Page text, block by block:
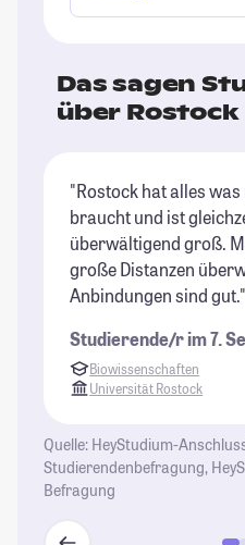
Das sagen
über Rostock
"Rostock hat alles
braucht und ist
überwältigend groß.
große Distanzen
Anbindungen sind gut."
Studierende/r im 7.
Biowissenschaften
Universität Rostock
Quelle: HeyStudium-
Studierendenbefragung,
Befragung